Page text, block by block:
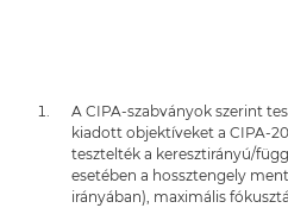
A CIPA-szabványok szerint
kiadott objektíveket a CIPA-
tesztelték a keresztirányú/
esetében a hossztengely
irányában), maximális